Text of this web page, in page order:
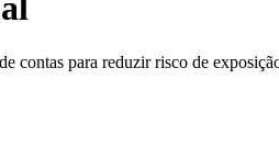
contas para reduzir risco de